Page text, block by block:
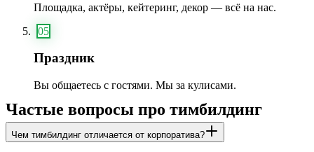
Площадка, актёры, кейтеринг, декор — всё на нас.
05
Праздник
Вы общаетесь с гостями. Мы за кулисами.
Частые вопросы про тимбилдинг
Чем тимбилдинг отличается от корпоратива?